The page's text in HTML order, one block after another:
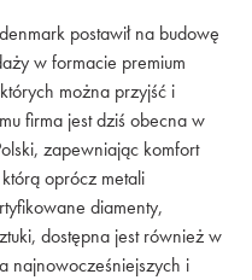
postawił na budowę
w formacie premium
można przyjść i
firma jest dziś obecna w
zapewniając komfort
oprócz metali
diamenty,
dostępna jest również w
najnowocześniejszych i